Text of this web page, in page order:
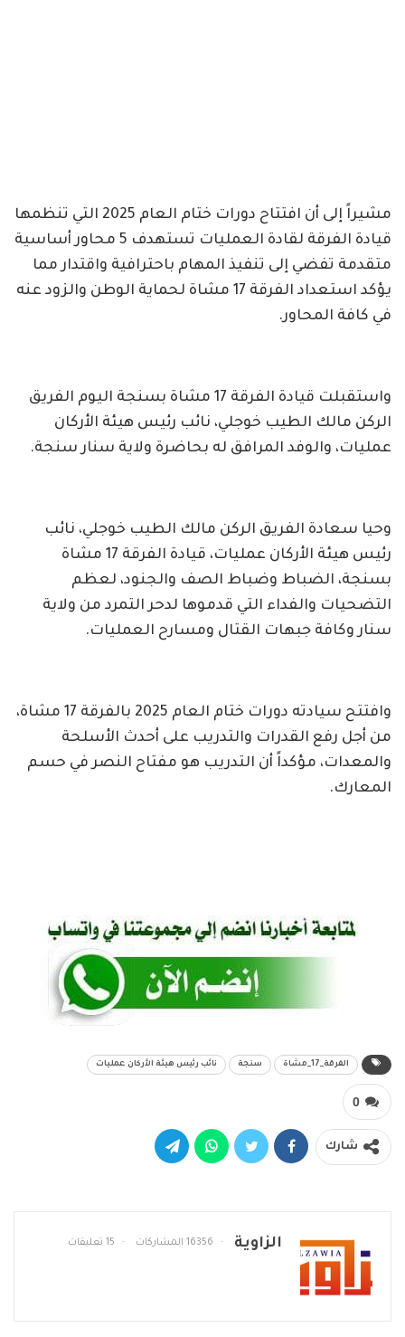
مشيراً إلى أن افتتاح دورات ختام العام 2025 التي تنظمها
قيادة الفرقة لقادة العمليات تستهدف 5 محاور أساسية
متقدمة تفضي إلى تنفيذ المهام باحترافية واقتدار مما
يؤكد استعداد الفرقة 17 مشاة لحماية الوطن والزود عنه
في كافة المحاور.
واستقبلت قيادة الفرقة 17 مشاة بسنجة اليوم الفريق
الركن مالك الطيب خوجلي، نائب رئيس هيئة الأركان
عمليات، والوفد المرافق له بحاضرة ولاية سنار سنجة.
وحيا سعادة الفريق الركن مالك الطيب خوجلي، نائب
رئيس هيئة الأركان عمليات، قيادة الفرقة 17 مشاة
بسنجة، الضباط وضباط الصف والجنود، لعظم
التضحيات والفداء التي قدموها لدحر التمرد من ولاية
سنار وكافة جبهات القتال ومسارح العمليات.
وافتتح سيادته دورات ختام العام 2025 بالفرقة 17 مشاة،
من أجل رفع القدرات والتدريب على أحدث الأسلحة
والمعدات، مؤكداً أن التدريب هو مفتاح النصر في حسم
المعارك.
الفرقة_17_مشاة سنجة نائب رئيس هيئة الأركان عمليات
0
شارك
الزاوية 16356 المشاركات 15 تعليقات